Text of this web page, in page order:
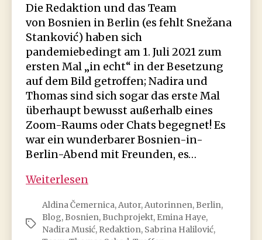
Die Redaktion und das Team
von Bosnien in Berlin (es fehlt Snežana
Stanković) haben sich
pandemiebedingt am 1. Juli 2021 zum
ersten Mal „in echt“ in der Besetzung
auf dem Bild getroffen; Nadira und
Thomas sind sich sogar das erste Mal
überhaupt bewusst außerhalb eines
Zoom-Raums oder Chats begegnet! Es
war ein wunderbarer Bosnien-in-
Berlin-Abend mit Freunden, es…
Weiterlesen
Blogprojekt
Bosnien
in
Schlagwörter
Aldina Čemernica, Autor, Autorinnen, Berlin,
Blog, Bosnien, Buchprojekt, Emina Haye,
Nadira Musić, Redaktion, Sabrina Halilović,